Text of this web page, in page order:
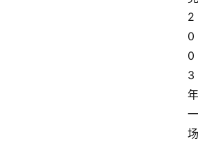
2
0
0
3
年
一
场